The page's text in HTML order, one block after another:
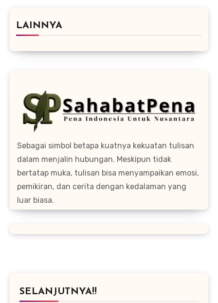
LAINNYA
Sebagai simbol betapa kuatnya kekuatan tulisan
dalam menjalin hubungan. Meskipun tidak
bertatap muka, tulisan bisa menyampaikan emosi,
pemikiran, dan cerita dengan kedalaman yang
luar biasa.
SELANJUTNYA!!